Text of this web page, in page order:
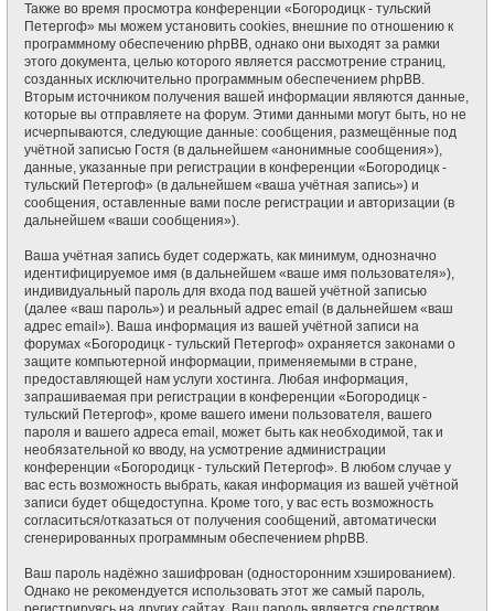
Также во время просмотра конференции «Богородицк - тульский
Петергоф» мы можем установить cookies, внешние по отношению к
программному обеспечению phpBB, однако они выходят за рамки
этого документа, целью которого является рассмотрение страниц,
созданных исключительно программным обеспечением phpBB.
Вторым источником получения вашей информации являются данные,
которые вы отправляете на форум. Этими данными могут быть, но не
исчерпываются, следующие данные: сообщения, размещённые под
учётной записью Гостя (в дальнейшем «анонимные сообщения»),
данные, указанные при регистрации в конференции «Богородицк -
тульский Петергоф» (в дальнейшем «ваша учётная запись») и
сообщения, оставленные вами после регистрации и авторизации (в
дальнейшем «ваши сообщения»).
Ваша учётная запись будет содержать, как минимум, однозначно
идентифицируемое имя (в дальнейшем «ваше имя пользователя»),
индивидуальный пароль для входа под вашей учётной записью
(далее «ваш пароль») и реальный адрес email (в дальнейшем «ваш
адрес email»). Ваша информация из вашей учётной записи на
форумах «Богородицк - тульский Петергоф» охраняется законами о
защите компьютерной информации, применяемыми в стране,
предоставляющей нам услуги хостинга. Любая информация,
запрашиваемая при регистрации в конференции «Богородицк -
тульский Петергоф», кроме вашего имени пользователя, вашего
пароля и вашего адреса email, может быть как необходимой, так и
необязательной ко вводу, на усмотрение администрации
конференции «Богородицк - тульский Петергоф». В любом случае у
вас есть возможность выбрать, какая информация из вашей учётной
записи будет общедоступна. Кроме того, у вас есть возможность
согласиться/отказаться от получения сообщений, автоматически
сгенерированных программным обеспечением phpBB.
Ваш пароль надёжно зашифрован (односторонним хэшированием).
Однако не рекомендуется использовать этот же самый пароль,